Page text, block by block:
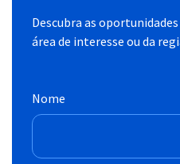
Descubra as
área de interesse ou da
Nome